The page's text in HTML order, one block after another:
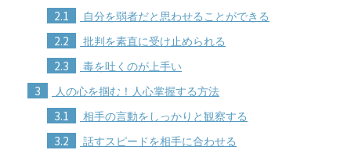
2.1 自分を弱者だと思わせることができる
2.2 批判を素直に受け止められる
2.3 毒を吐くのが上手い
3 人の心を掴む！人心掌握する方法
3.1 相手の言動をしっかりと観察する
3.2 話すスピードを相手に合わせる